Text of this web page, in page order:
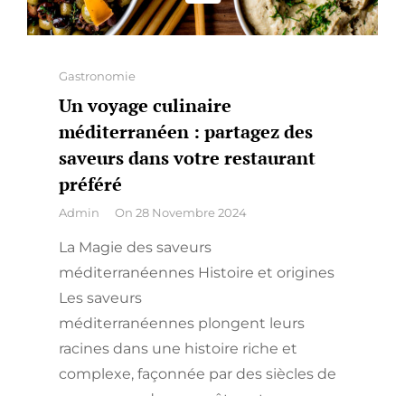
Categories
Gastronomie
Un voyage culinaire
méditerranéen : partagez des
saveurs dans votre restaurant
préféré
By
Admin On 28 Novembre 2024
La Magie des saveurs
méditerranéennes Histoire et origines
Les saveurs
méditerranéennes plongent leurs
racines dans une histoire riche et
complexe, façonnée par des siècles de